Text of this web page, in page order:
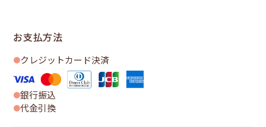
お支払方法
クレジットカード決済
銀行振込
代金引換